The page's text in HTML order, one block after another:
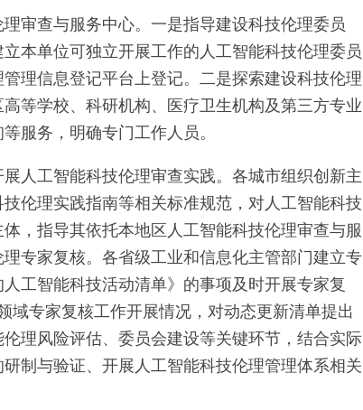
审查与服务中心。一是指导建设科技伦理委员
本单位可独立开展工作的人工智能科技伦理委员
理信息登记平台上登记。二是探索建设科技伦理
等学校、科研机构、医疗卫生机构及第三方专业
服务，明确专门工作人员。
人工智能科技伦理审查实践。各城市组织创新主
伦理实践指南等相关标准规范，对人工智能科技
，指导其依托本地区人工智能科技伦理审查与服
专家复核。各省级工业和信息化主管部门建立专
工智能科技活动清单》的事项及时开展专家复
域专家复核工作开展情况，对动态更新清单提出
理风险评估、委员会建设等关键环节，结合实际
制与验证、开展人工智能科技伦理管理体系相关